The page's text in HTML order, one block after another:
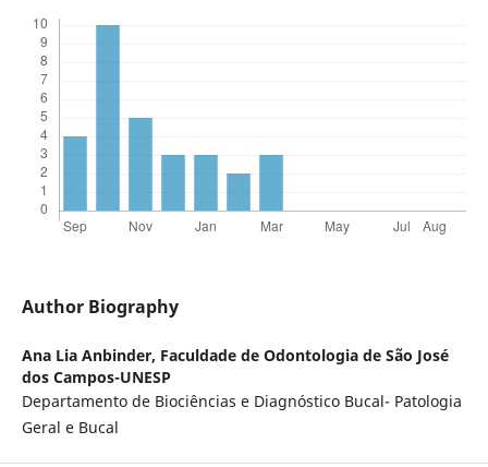
Author Biography
Ana Lia Anbinder, Faculdade de Odontologia de São José
dos Campos-UNESP
Departamento de Biociências e Diagnóstico Bucal- Patologia
Geral e Bucal